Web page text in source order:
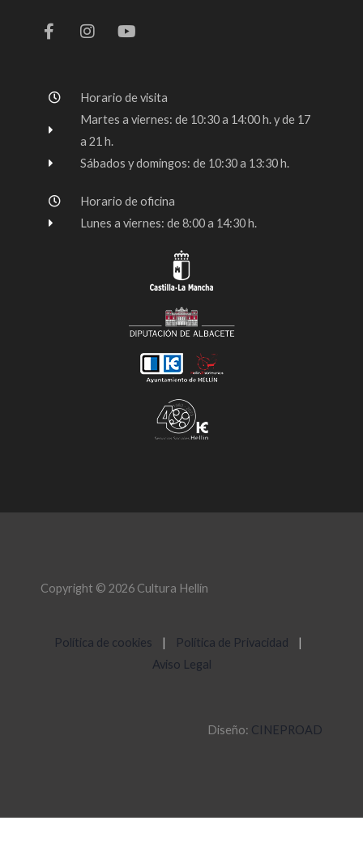
a
c
o
o
-
n
s
r
a
m
o
u
e
Horario de visita
Martes a viernes: de 10:30 a 14:00 h. y de 17
a 21 h.
Sábados y domingos: de 10:30 a 13:30 h.
Horario de oficina
Lunes a viernes: de 8:00 a 14:30 h.
Copyright © 2026 Cultura Hellín
Política de cookies | Política de Privacidad
|
Aviso Legal
Diseño: CINEPROAD